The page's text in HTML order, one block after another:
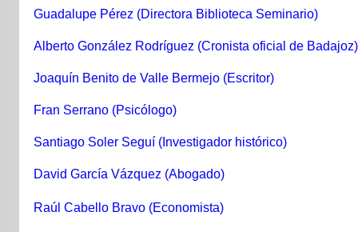
Guadalupe Pérez (Directora Biblioteca Seminario)
Alberto González Rodríguez (Cronista oficial de Badajoz)
Joaquín Benito de Valle Bermejo (Escritor)
Fran Serrano (Psicólogo)
Santiago Soler Seguí (Investigador histórico)
David García Vázquez (Abogado)
Raúl Cabello Bravo (Economista)